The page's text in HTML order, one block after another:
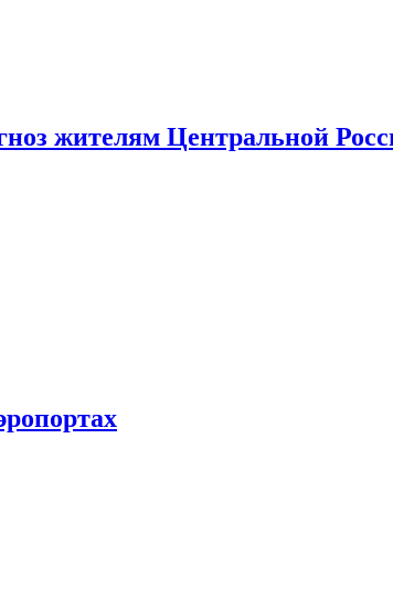
жителям Центральной